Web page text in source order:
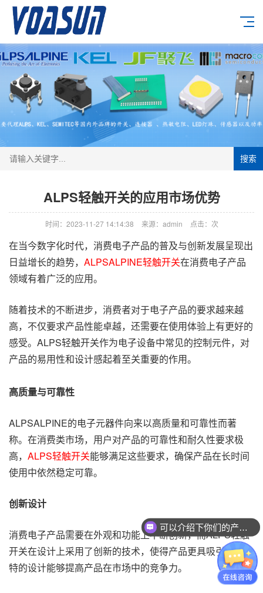
搜索
ALPS轻触开关的应用市场优势
时间：2023-11-27 14:14:38 来源：admin 点击： 次
在当今数字化时代，消费电子产品的普及与创新发展呈现出
日益增长的趋势， ALPSALPINE轻触开关在消费电子产品
领域有着广泛的应用。
随着技术的不断进步，消费者对于电子产品的要求越来越
高，不仅要求产品性能卓越，还需要在使用体验上有更好的
感受。ALPS轻触开关作为电子设备中常见的控制元件，对
产品的易用性和设计感起着至关重要的作用。
高质量与可靠性
ALPSALPINE的电子元器件向来以高质量和可靠性而著
称。在消费类市场，用户对产品的可靠性和耐久性要求极
高， ALPS轻触开关能够满足这些要求，确保产品在长时间
使用中依然稳定可靠。
创新设计
消费电子产品需要在外观和功能上不断创新，而ALPS轻触
开关在设计上采用了创新的技术，使得产品更具吸引力，独
特的设计能够提高产品在市场中的竞争力。